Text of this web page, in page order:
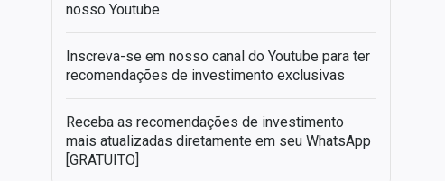
nosso Youtube
Inscreva-se em nosso canal do Youtube para ter
recomendações de investimento exclusivas
Receba as recomendações de investimento
mais atualizadas diretamente em seu WhatsApp
[GRATUITO]